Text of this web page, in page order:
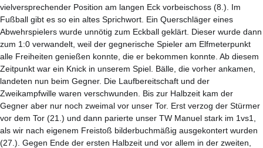
vielversprechender Position am langen Eck vorbeischoss (8.). Im
Fußball gibt es so ein altes Sprichwort. Ein Querschläger eines
Abwehrspielers wurde unnötig zum Eckball geklärt. Dieser wurde dann
zum 1:0 verwandelt, weil der gegnerische Spieler am Elfmeterpunkt
alle Freiheiten genießen konnte, die er bekommen konnte. Ab diesem
Zeitpunkt war ein Knick in unserem Spiel. Bälle, die vorher ankamen,
landeten nun beim Gegner. Die Laufbereitschaft und der
Zweikampfwille waren verschwunden. Bis zur Halbzeit kam der
Gegner aber nur noch zweimal vor unser Tor. Erst verzog der Stürmer
vor dem Tor (21.) und dann parierte unser TW Manuel stark im 1vs1,
als wir nach eigenem Freistoß bilderbuchmäßig ausgekontert wurden
(27.). Gegen Ende der ersten Halbzeit und vor allem in der zweiten,